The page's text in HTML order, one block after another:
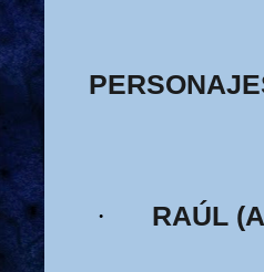
· RAÚL